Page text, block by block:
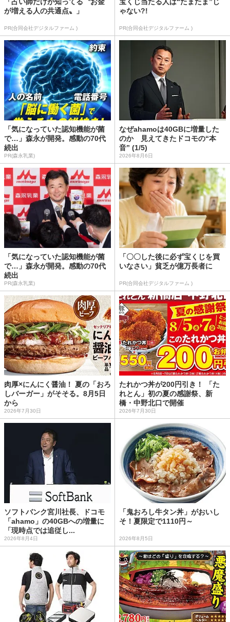
が増える人の共通点〟」
PR(合同会社デジタルファーム )
ゃない?!
PR(合同会社デジタルファーム )
「気になっていた認知機能が菌
で…」森永が開発。感動の70代
続出
PR(森永乳業)
なぜahamoは40GBに増量した
のか 見えてきたドコモの“本
音” (1/5)
2026年8月6日
「気になっていた認知機能が菌
で…」森永が開発。感動の70代
続出
PR(森永乳業)
「〇〇した後に必ず宝くじを買
いなさい」貧乏が億万長者に
PR(合同会社デジタルファーム )
肉厚×にんにく醤油！ 夏の「おろ
しバーガー」がそそる。8月5日
から
2026年7月30日
たれかつ丼が200円引き！ 「た
れとん」初の夏の感謝祭、新
橋・中野北口で開催
2026年7月30日
ソフトバンク宮川社長、ドコモ
「ahamo」の40GBへの増量に
「現時点では追従し...
2026年8月4日
「鬼おろし牛タン丼」がおいし
そ！夏限定で1110円～
2026年8月5日